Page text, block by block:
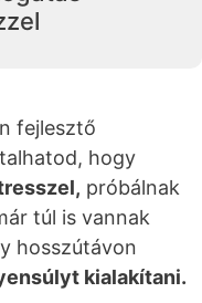
fejlesztő
hogy
próbálnak
túl is vannak
hosszútávon
kialakítani.